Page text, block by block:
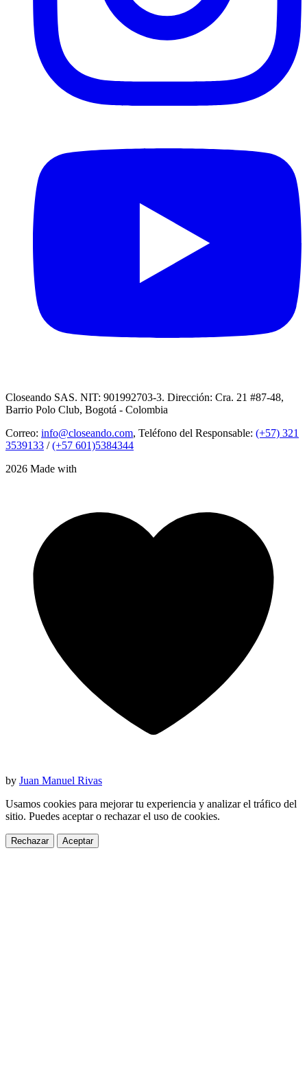
Closeando SAS. NIT: 901992703-3. Dirección: Cra. 21 #87-48,
Barrio Polo Club, Bogotá - Colombia
Correo: info@closeando.com, Teléfono del Responsable: (+57) 321
3539133 /(+57 601)5384344
2026 Made with
by Juan Manuel Rivas
Usamos cookies para mejorar tu experiencia y analizar el tráfico del
sitio. Puedes aceptar o rechazar el uso de cookies.
Rechazar Aceptar